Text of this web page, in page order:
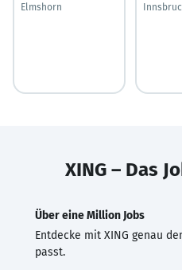
Elmshorn
XING – Das
Über eine Million Jobs
Entdecke mit XING genau
passt.